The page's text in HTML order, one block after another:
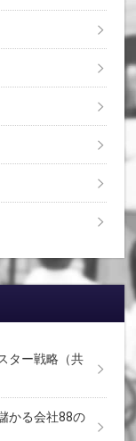
ター戦略（共
かる会社88の